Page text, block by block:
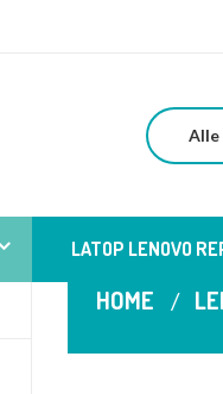
LATOP LENOVO
HOME